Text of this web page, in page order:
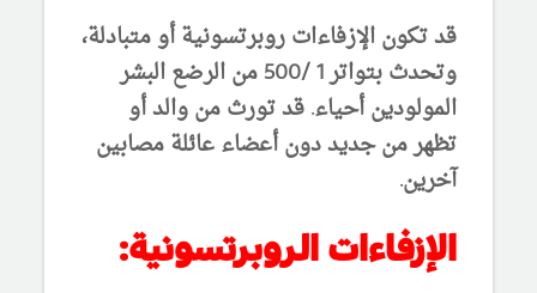
قد تكون الإزفاءات روبرتسونية أو متبادلة،
وتحدث بتواتر 1 /500 من الرضع البشر
المولودين أحياء. قد تورث من والد أو
تظهر من جديد دون أعضاء عائلة مصابين
آخرين.
الإزفاءات الروبرتسونية: